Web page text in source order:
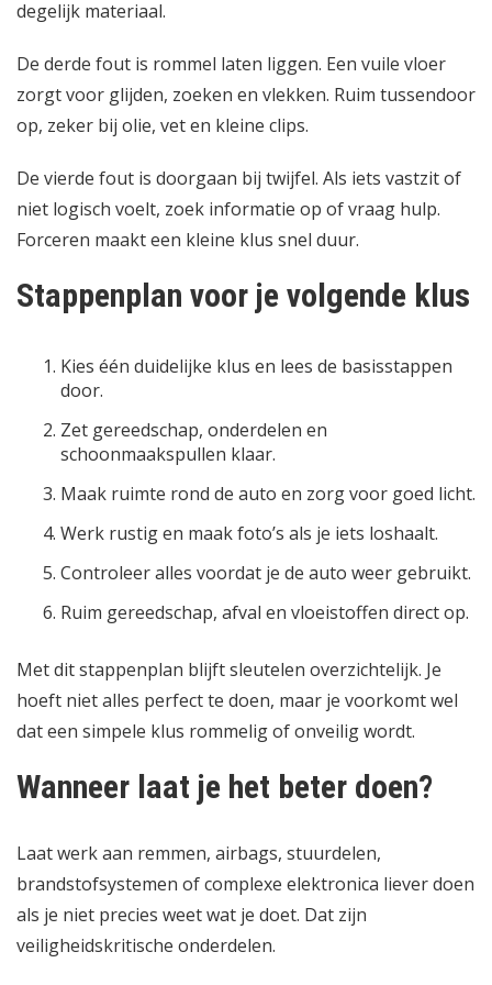
degelijk materiaal.
De derde fout is rommel laten liggen. Een vuile vloer
zorgt voor glijden, zoeken en vlekken. Ruim tussendoor
op, zeker bij olie, vet en kleine clips.
De vierde fout is doorgaan bij twijfel. Als iets vastzit of
niet logisch voelt, zoek informatie op of vraag hulp.
Forceren maakt een kleine klus snel duur.
Stappenplan voor je volgende klus
Kies één duidelijke klus en lees de basisstappen
door.
Zet gereedschap, onderdelen en
schoonmaakspullen klaar.
Maak ruimte rond de auto en zorg voor goed licht.
Werk rustig en maak foto’s als je iets loshaalt.
Controleer alles voordat je de auto weer gebruikt.
Ruim gereedschap, afval en vloeistoffen direct op.
Met dit stappenplan blijft sleutelen overzichtelijk. Je
hoeft niet alles perfect te doen, maar je voorkomt wel
dat een simpele klus rommelig of onveilig wordt.
Wanneer laat je het beter doen?
Laat werk aan remmen, airbags, stuurdelen,
brandstofsystemen of complexe elektronica liever doen
als je niet precies weet wat je doet. Dat zijn
veiligheidskritische onderdelen.